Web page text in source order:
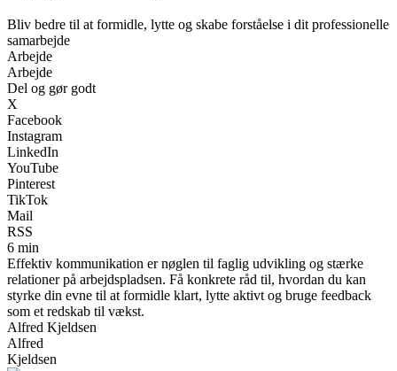
Bliv bedre til at formidle, lytte og skabe forståelse i dit professionelle
samarbejde
Arbejde
Arbejde
Del og gør godt
X
Facebook
Instagram
LinkedIn
YouTube
Pinterest
TikTok
Mail
RSS
6 min
Effektiv kommunikation er nøglen til faglig udvikling og stærke
relationer på arbejdspladsen. Få konkrete råd til, hvordan du kan
styrke din evne til at formidle klart, lytte aktivt og bruge feedback
som et redskab til vækst.
Alfred Kjeldsen
Alfred
Kjeldsen